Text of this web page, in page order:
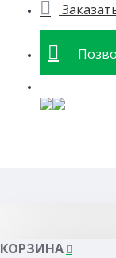
КОРЗИНА